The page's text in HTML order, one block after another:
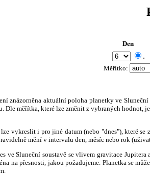
Den
.
Měřítko:
znázorněna aktuální poloha planetky ve
měřítka, které lze změnit z vybraných hodnot,
vykreslit i pro jiné datum (nebo "dnes"), které
mění v intervalu den, měsíc nebo rok
ve Sluneční soustavě se vlivem gravitace
na přesnosti, jakou požadujeme. Planetka se